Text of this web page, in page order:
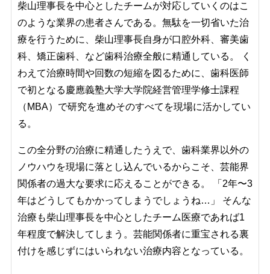
柴山理事長を中心としたチームが対応していくのはこ
のような業界の患者さんである。無駄を一切省いた治
療を行うために、柴山理事長自身が口腔外科、審美歯
科、矯正歯科、など歯科治療全般に精通している。 く
わえて治療時間や回数の短縮を図るために、歯科医師
で初となる慶應義塾大学大学院経営管理学修士課程
（MBA）で研究を進めそのすべてを現場に活かしてい
る。
この全分野の治療に精通したうえで、歯科業界以外の
ノウハウを現場に落とし込んでいるからこそ、芸能界
関係者の過大な要求に応えることができる。 「2年〜3
年はどうしてもかかってしまうでしょうね…」 そんな
治療も柴山理事長を中心としたチーム医療であれば1
年程度で解決してしまう。芸能関係者に重宝される裏
付けを感じずにはいられない治療内容となっている。